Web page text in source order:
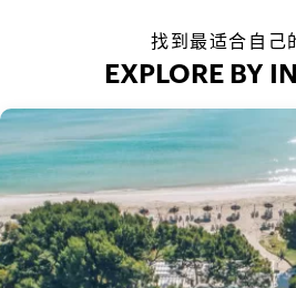
找到最适合自己
EXPLORE BY